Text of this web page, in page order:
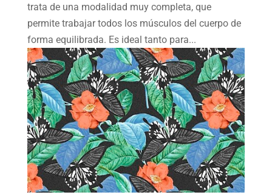
trata de una modalidad muy completa, que
permite trabajar todos los músculos del cuerpo de
forma equilibrada. Es ideal tanto para...